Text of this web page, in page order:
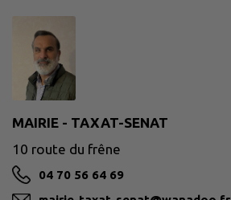
MAIRIE - TAXAT-SENAT
10 route du frêne
04 70 56 64 69